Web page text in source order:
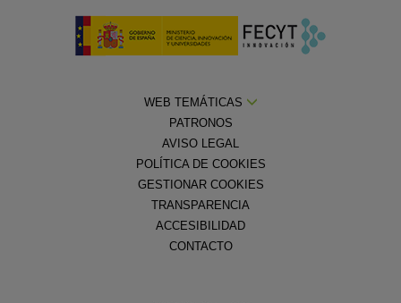
WEB TEMÁTICAS
PATRONOS
AVISO LEGAL
POLÍTICA DE COOKIES
GESTIONAR COOKIES
TRANSPARENCIA
ACCESIBILIDAD
CONTACTO